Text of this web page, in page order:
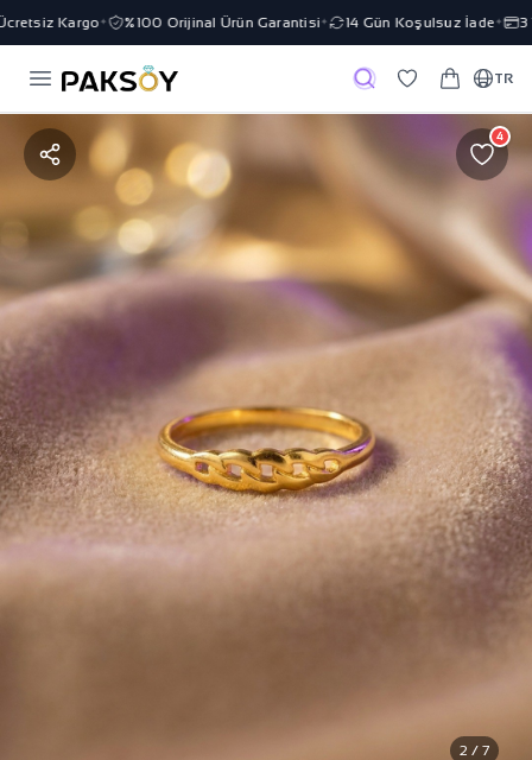
Kargo✦ %100 Orijinal Ürün Garantisi✦ 14 Gün Koşulsuz İade✦ 3
TR
4
2 / 7